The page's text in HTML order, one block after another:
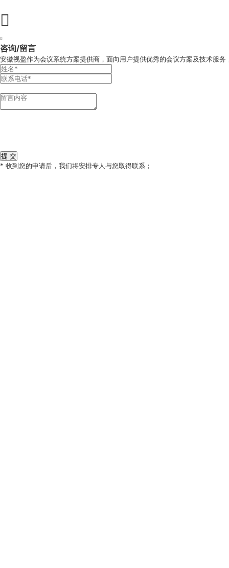


咨询/留言
安徽视盈作为会议系统方案提供商，面向用户提供优秀的会议方案及技术服
* 收到您的申请后，我们将安排专人与您取得联系；